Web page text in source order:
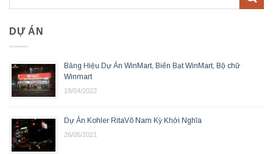
DỰ ÁN
Bảng Hiệu Dự Án WinMart, Biển Bạt WinMart, Bộ chữ
Winmart
19/04/2022
Dự Án Kohler RitaVõ Nam Kỳ Khởi Nghĩa
26/05/2021